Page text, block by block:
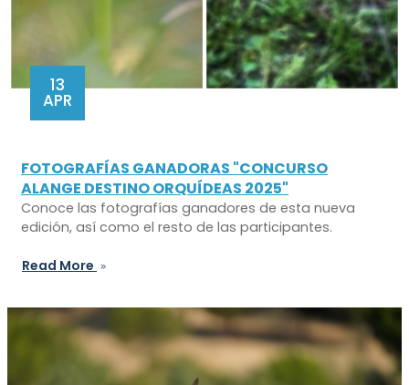
13
APR
FOTOGRAFÍAS GANADORAS "CONCURSO
ALANGE DESTINO ORQUÍDEAS 2025"
Conoce las fotografías ganadores de esta nueva
edición, así como el resto de las participantes.
Read More